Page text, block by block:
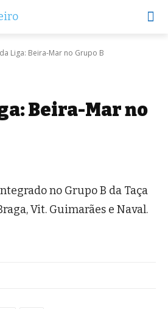
Liga: Beira-Mar no Grupo B
Beira-Mar no
no Grupo B da Taça
Vit. Guimarães e Naval.